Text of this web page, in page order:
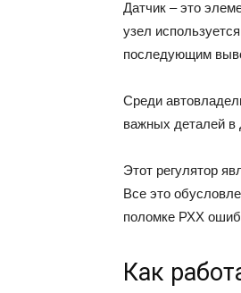
Датчик – это
узел
последующим
Среди
важных деталей в
Этот регулятор
Все это
поломке РХХ
Как